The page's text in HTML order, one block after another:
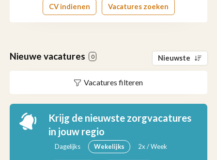
CV indienen Vacatures zoeken
Nieuwe vacatures 0 Nieuwste
Vacatures filteren
Krijg de nieuwste zorgvacatures
in jouw regio
Dagelijks Wekelijks 2x / Week